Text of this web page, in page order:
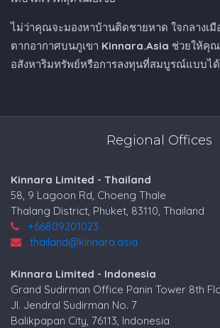
ไม่ว่าคุณจะมองหาบ้านติดชายหาด ใจกลางเมื
ตากอากาศบนภูเขา Kinnara.Asia ช่วยให้คุ
อสังหาริมทรัพย์หรือการลงทุนที่สมบูรณ์แบบได้
Regional Offices
Kinnara Limited - Thailand
58, 9 Lagoon Rd, Choeng Thale
Thalang District, Phuket, 83110, Thailand
+66809201023
thailand@kinnara.asia
Kinnara Limited - Indonesia
Grand Sudirman Office Panin Tower 8th
Jl. Jendral Sudirman No. 7
Balikpapan City, 76113, Indonesia